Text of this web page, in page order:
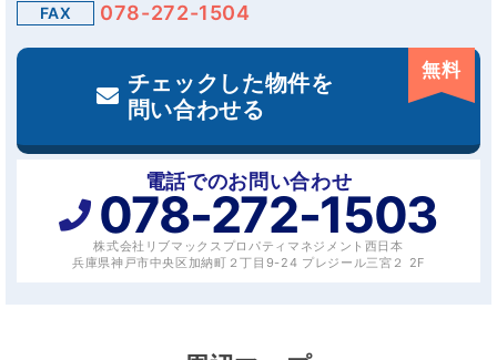
FAX 078-272-1504
チェックした物件を
問い合わせる
無料
電話でのお問い合わせ
078-272-1503
株式会社リブマックスプロパティマネジメント西日本
兵庫県神戸市中央区加納町２丁目9-24 プレジール三宮２ 2F